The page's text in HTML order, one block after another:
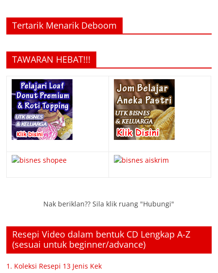
Tertarik Menarik Deboom
TAWARAN HEBAT!!!
Nak beriklan?? Sila klik ruang "Hubungi"
Resepi Video dalam bentuk CD Lengkap A-Z
(sesuai untuk beginner/advance)
1. Koleksi Resepi 13 Jenis Kek